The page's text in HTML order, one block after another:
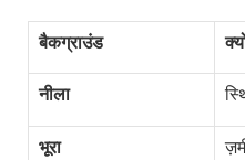
बैकग्राउंड
नीला
भूरा